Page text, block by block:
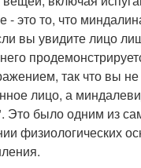
это то, что
вы увидите лицо
так что вы не
лицо, а
Это было одним из
физиологических